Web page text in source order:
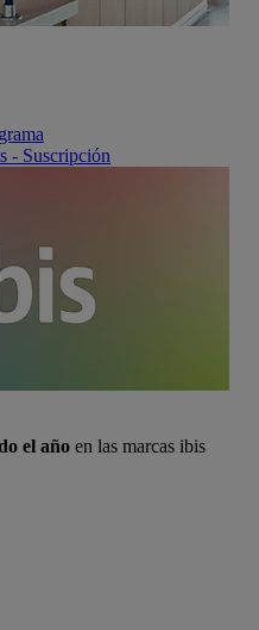
- Suscripción
el año en las marcas ibis